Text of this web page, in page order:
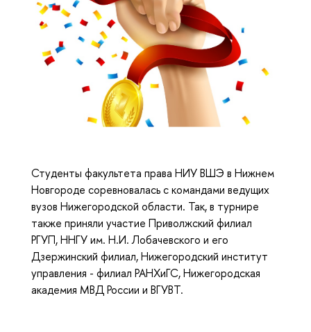
Студенты факультета права НИУ ВШЭ в Нижнем
Новгороде соревновалась с командами ведущих
вузов Нижегородской области. Так, в турнире
также приняли участие Приволжский филиал
РГУП, ННГУ им. Н.И. Лобачевского и его
Дзержинский филиал, Нижегородский институт
управления - филиал РАНХиГС, Нижегородская
академия МВД России и ВГУВТ.